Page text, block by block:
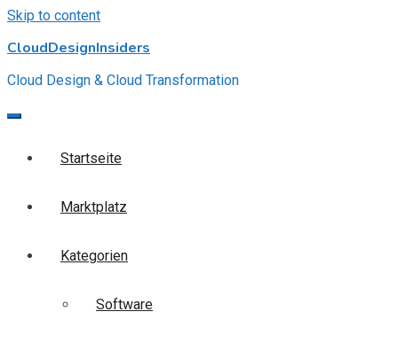
Skip to content
CloudDesignInsiders
Cloud Design & Cloud Transformation
Startseite
Marktplatz
Kategorien
Software